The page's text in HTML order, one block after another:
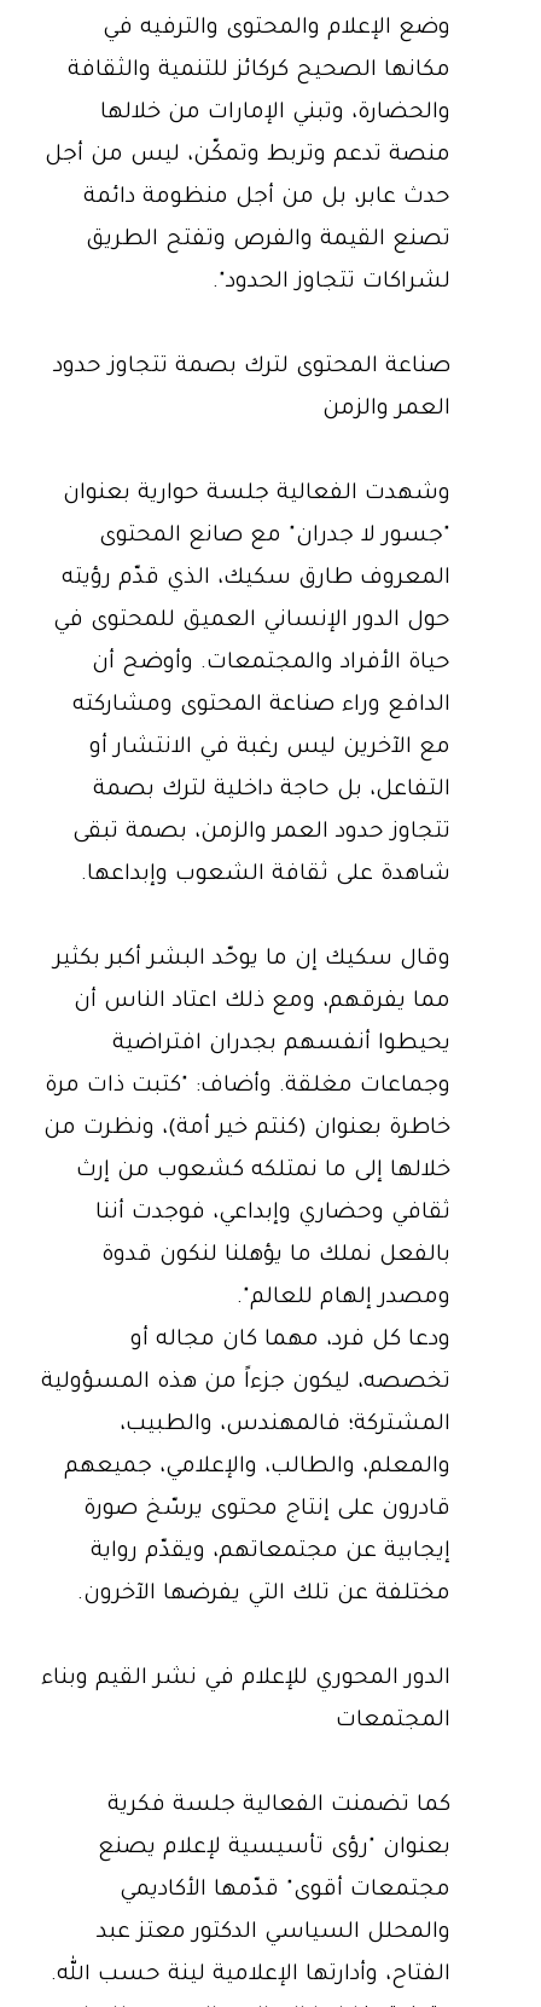
وضع الإعلام والمحتوى والترفيه في
مكانها الصحيح كركائز للتنمية والثقافة
والحضارة، وتبني الإمارات من خلالها
منصة تدعم وتربط وتمكّن، ليس من أجل
حدث عابر، بل من أجل منظومة دائمة
تصنع القيمة والفرص وتفتح الطريق
لشراكات تتجاوز الحدود".
صناعة المحتوى لترك بصمة تتجاوز حدود
العمر والزمن
وشهدت الفعالية جلسة حوارية بعنوان
"جسور لا جدران" مع صانع المحتوى
المعروف طارق سكيك، الذي قدّم رؤيته
حول الدور الإنساني العميق للمحتوى في
حياة الأفراد والمجتمعات. وأوضح أن
الدافع وراء صناعة المحتوى ومشاركته
مع الآخرين ليس رغبة في الانتشار أو
التفاعل، بل حاجة داخلية لترك بصمة
تتجاوز حدود العمر والزمن، بصمة تبقى
شاهدة على ثقافة الشعوب وإبداعها.
وقال سكيك إن ما يوحّد البشر أكبر بكثير
مما يفرقهم، ومع ذلك اعتاد الناس أن
يحيطوا أنفسهم بجدران افتراضية
وجماعات مغلقة. وأضاف: "كتبت ذات مرة
خاطرة بعنوان (كنتم خير أمة)، ونظرت من
خلالها إلى ما نمتلكه كشعوب من إرث
ثقافي وحضاري وإبداعي، فوجدت أننا
بالفعل نملك ما يؤهلنا لنكون قدوة
ومصدر إلهام للعالم".
ودعا كل فرد، مهما كان مجاله أو
تخصصه، ليكون جزءاً من هذه المسؤولية
المشتركة؛ فالمهندس، والطبيب،
والمعلم، والطالب، والإعلامي، جميعهم
قادرون على إنتاج محتوى يرسّخ صورة
إيجابية عن مجتمعاتهم، ويقدّم رواية
مختلفة عن تلك التي يفرضها الآخرون.
الدور المحوري للإعلام في نشر القيم وبناء
المجتمعات
كما تضمنت الفعالية جلسة فكرية
بعنوان "رؤى تأسيسية لإعلام يصنع
مجتمعات أقوى" قدّمها الأكاديمي
والمحلل السياسي الدكتور معتز عبد
الفتاح، وأدارتها الإعلامية لينة حسب الله.